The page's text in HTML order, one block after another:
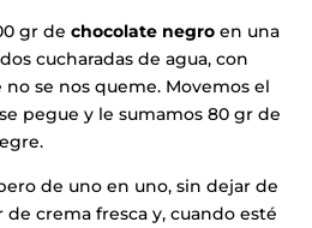
gr dechocolate negro en una
cucharadas de agua, con
se nos queme. Movemos el
pegue y le sumamos 80 gr de
de uno en uno, sin dejar de
crema fresca y, cuando esté